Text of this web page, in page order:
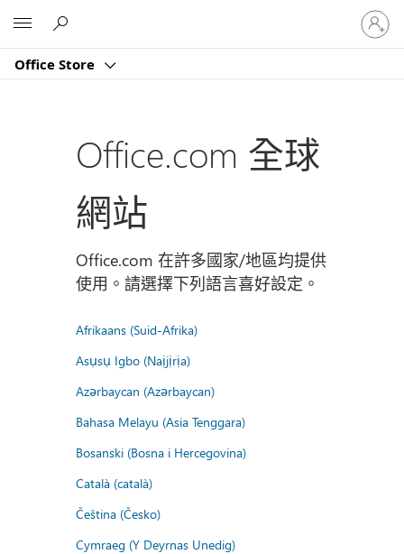
Office Store
登
入
您
Office.com 全球
網站
Office.com 在許多國家/地區均提供
使用。請選擇下列語言喜好設定。
Afrikaans (Suid-Afrika)
Asụsụ Igbo (Naịjịrịa)
Azərbaycan (Azərbaycan)
Bahasa Melayu (Asia Tenggara)
Bosanski (Bosna i Hercegovina)
Català (català)
Čeština (Česko)
Cymraeg (Y Deyrnas Unedig)